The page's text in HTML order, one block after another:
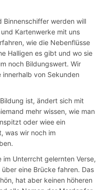
Binnenschiffer werden will
Kartenwerke mit uns
wie die Nebenflüsse
Halligen es gibt und wo sie
noch Bildungswert. Wir
innerhalb von Sekunden
ist, ändert sich mit
mehr wissen, wie man
oder wiee ein
was wir noch im
Unterrcht gelernten Verse,
eine Brücke fahren. Das
hat aber keinen höheren